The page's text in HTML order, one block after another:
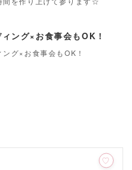
ング×お食事会もOK！
グ×お食事会もOK！